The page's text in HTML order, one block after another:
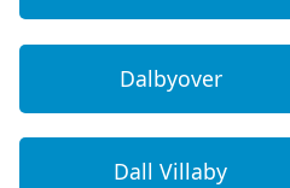
Dalbyover
Dall Villaby